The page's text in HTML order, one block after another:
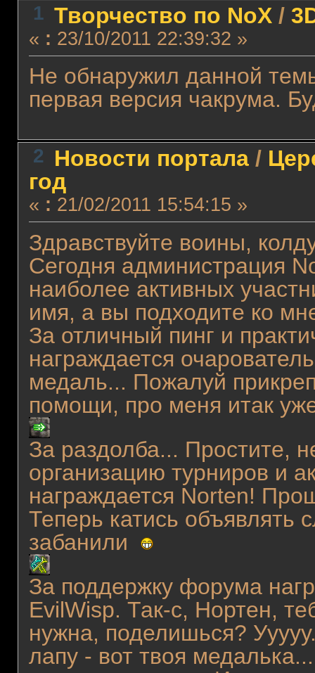
1 Творчество по NoX/
« : 23/10/2011 22:39:32 »
Не обнаружил данной
первая версия чакрума.
2 Новости портала/
год
« : 21/02/2011 15:54:15 »
Здравствуйте воины,
Сегодня администрация
наиболее активных
имя, а вы подходите ко
За отличный пинг и
награждается
медаль... Пожалуй
помощи, про меня итак
За раздолба... Простите,
организацию турниров и
награждается Norten!
Теперь катись объявлять
забанили
За поддержку форума
EvilWisp. Так-с, Нортен,
нужна, поделишься?
лапу - вот твоя